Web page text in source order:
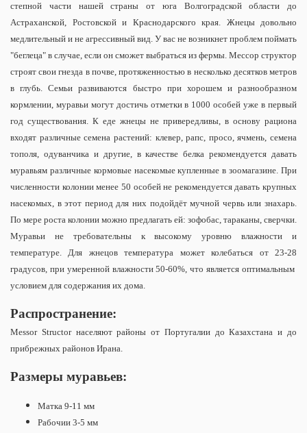
степной части нашей страны от юга Волгоградской области до
Астраханской, Ростовской и Краснодарского края. Жнецы довольно
медлительный и не агрессивный вид. У вас не возникнет проблем поймать
"беглеца" в случае, если он сможет выбраться из фермы. Мессор структор
строят свои гнезда в почве, протяженностью в несколько десятков метров
в глубь. Семьи развиваются быстро при хорошем и разнообразном
кормлении, муравьи могут достичь отметки в 1000 особей уже в первый
год существования. К еде жнецы не привередливы, в основу рациона
входят различные семена растений: клевер, рапс, просо, ячмень, семена
тополя, одуванчика и другие, в качестве белка рекомендуется давать
муравьям различные кормовые насекомые купленные в зоомагазине. При
численности колонии менее 50 особей не рекомендуется давать крупных
насекомых, в этот период для них подойдёт мучной червь или знахарь.
По мере роста колонии можно предлагать ей: зофобас, тараканы, сверчки.
Муравьи не требовательны к высокому уровню влажности и
температуре. Для жнецов температура может колебаться от 23-28
градусов, при умеренной влажности 50-60%, что является оптимальным
условием для содержания их дома.
Распространение:
Messor Structor населяют районы от Португалии до Казахстана и до
прибрежных районов Ирана.
Размеры муравьев:
Матка 9-11 мм
Рабочии 3-5 мм